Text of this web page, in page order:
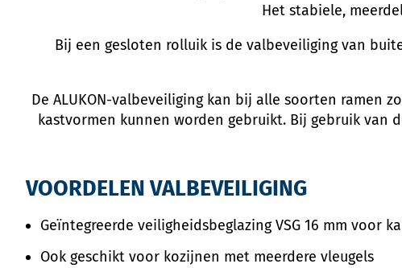
Het stabiele,
Bij een gesloten rolluik is de valbeveiliging van
De ALUKON-valbeveiliging kan bij alle soorten ramen
kastvormen kunnen worden gebruikt. Bij gebruik
VOORDELEN VALBEVEILIGING
Geïntegreerde veiligheidsbeglazing VSG 16 mm
Ook geschikt voor kozijnen met meerdere vleugels